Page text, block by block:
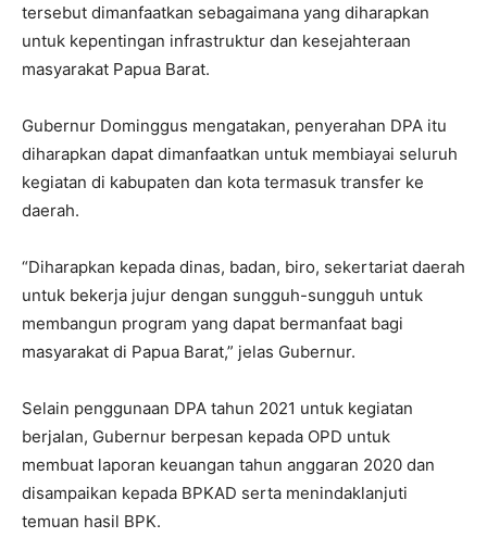
tersebut dimanfaatkan sebagaimana yang diharapkan
untuk kepentingan infrastruktur dan kesejahteraan
masyarakat Papua Barat.
Gubernur Dominggus mengatakan, penyerahan DPA itu
diharapkan dapat dimanfaatkan untuk membiayai seluruh
kegiatan di kabupaten dan kota termasuk transfer ke
daerah.
“Diharapkan kepada dinas, badan, biro, sekertariat daerah
untuk bekerja jujur dengan sungguh-sungguh untuk
membangun program yang dapat bermanfaat bagi
masyarakat di Papua Barat,” jelas Gubernur.
Selain penggunaan DPA tahun 2021 untuk kegiatan
berjalan, Gubernur berpesan kepada OPD untuk
membuat laporan keuangan tahun anggaran 2020 dan
disampaikan kepada BPKAD serta menindaklanjuti
temuan hasil BPK.